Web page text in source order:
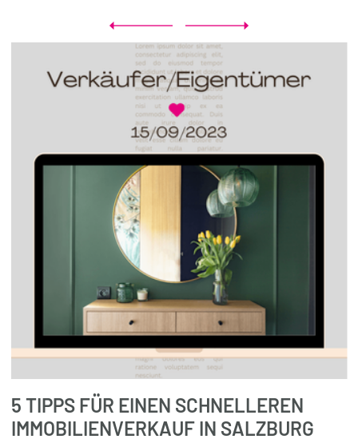
5 TIPPS FÜR EINEN SCHNELLEREN
IMMOBILIENVERKAUF IN SALZBURG